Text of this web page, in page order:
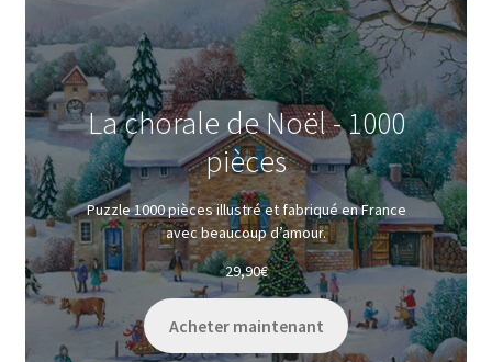
La chorale de Noël - 1000
pièces
Puzzle 1000 pièces illustré et fabriqué en France
avec beaucoup d’amour.
29,90€
Acheter maintenant